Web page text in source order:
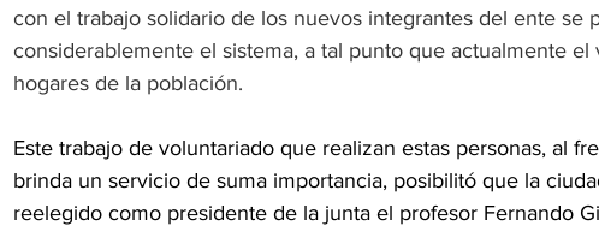
con el trabajo solidario de los nuevos integrantes del ente se
considerablemente el sistema, a tal punto que actualmente
hogares de la población.
Este trabajo de voluntariado que realizan estas personas, al
brinda un servicio de suma importancia, posibilitó que la
reelegido como presidente de la junta el profesor Fernando